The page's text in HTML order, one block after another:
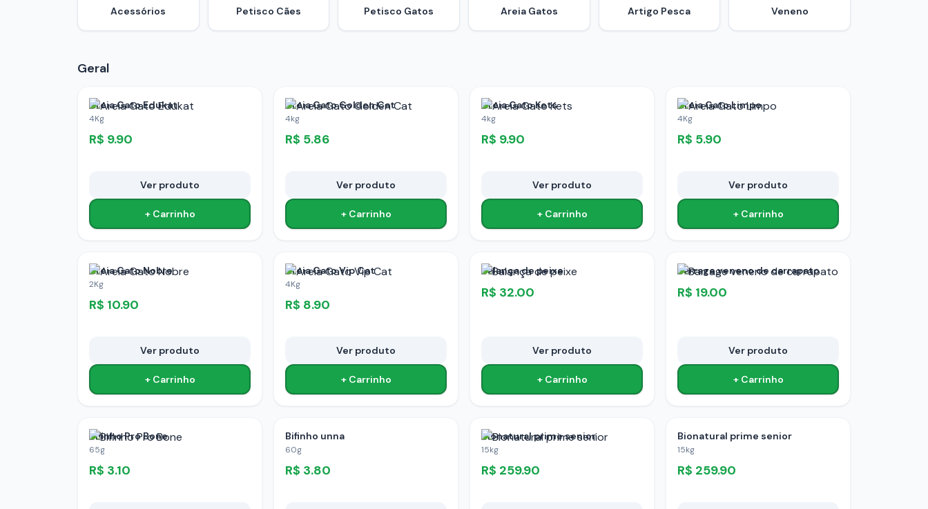
Acessórios Petisco Cães Petisco Gatos Areia Gatos Artigo Pesca Veneno
Geral
Areia Gato Edukat
4Kg
R$ 9.90
Ver produto
+ Carrinho
Areia Gato Golden Cat
4kg
R$ 5.86
Ver produto
+ Carrinho
Areia Gato Kets
4kg
R$ 9.90
Ver produto
+ Carrinho
Areia Gato Limpo
4Kg
R$ 5.90
Ver produto
+ Carrinho
Areia Gato Nobre
2Kg
R$ 10.90
Ver produto
+ Carrinho
Areia Gato Vip Cat
4Kg
R$ 8.90
Ver produto
+ Carrinho
Balança de peixe
R$ 32.00
Ver produto
+ Carrinho
Barrage veneno de carrapato
R$ 19.00
Ver produto
+ Carrinho
Bifinho Pro Bone
65g
R$ 3.10
Bifinho unna
60g
R$ 3.80
Bionatural prime senior
15kg
R$ 259.90
Bionatural prime senior
15kg
R$ 259.90